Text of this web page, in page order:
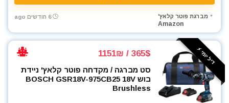
מברגת פוטר קלאץ'
Amazon
6 חודשים ago
דיל יומי ⚡️ 365$ / 1151₪
סט מברגה / מקדחה פוטר קלאץ' ניידת
בוש BOSCH GSR18V-975CB25 18V
Brushless